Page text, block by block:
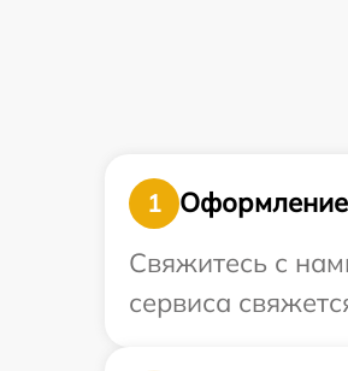
1
Свяжитесь с
сервиса